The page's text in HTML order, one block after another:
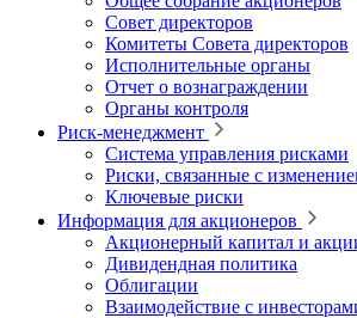
Совет директоров
Комитеты Совета директоров
Исполнительные органы
Отчет о вознаграждении
Органы контроля
Риск-менеджмент
Система управления рисками
Риски, связанные с
Ключевые риски
Информация для акционеров
Акционерный капитал и
Дивидендная политика
Облигации
Взаимодействие с